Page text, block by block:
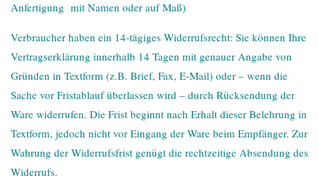
Anfertigung mit Namen oder auf Maß)
Verbraucher haben ein 14-tägiges Widerrufsrecht: Sie können Ihre
Vertragserklärung innerhalb 14 Tagen mit genauer Angabe von
Gründen in Textform (z.B. Brief, Fax, E-Mail) oder – wenn die
Sache vor Fristablauf überlassen wird – durch Rücksendung der
Ware widerrufen. Die Frist beginnt nach Erhalt dieser Belehrung in
Textform, jedoch nicht vor Eingang der Ware beim Empfänger. Zur
Wahrung der Widerrufsfrist genügt die rechtzeitige Absendung des
Widerrufs.